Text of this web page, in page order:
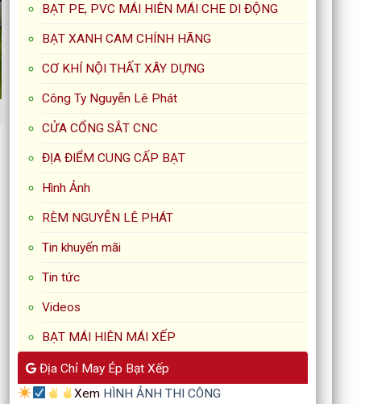
BẠT PE, PVC MÁI HIÊN MÁI CHE DI ĐỘNG
BẠT XANH CAM CHÍNH HÃNG
CƠ KHÍ NỘI THẤT XÂY DỰNG
Công Ty Nguyễn Lê Phát
CỬA CỔNG SẮT CNC
ĐỊA ĐIỂM CUNG CẤP BẠT
Hình Ảnh
RÈM NGUYỄN LÊ PHÁT
Tin khuyến mãi
Tin tức
Videos
BẠT MÁI HIÊN MÁI XẾP
Địa Chỉ May Ép Bạt Xếp
Xem HÌNH ẢNH THI CÔNG